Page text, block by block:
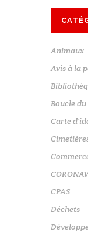
Animaux
Avis à la
Boucle
Carte
CPAS
Déchets